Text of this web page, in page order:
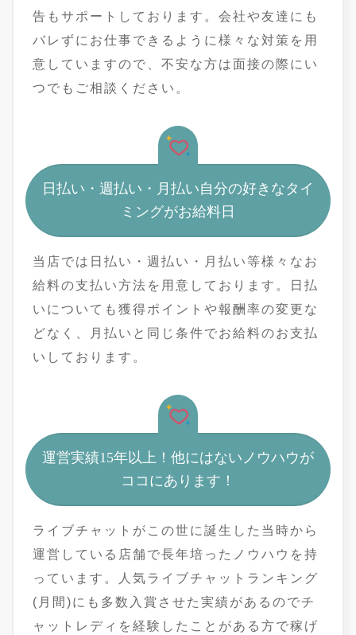
告もサポートしております。会社や友達にも
バレずにお仕事できるように様々な対策を用
意していますので、不安な方は面接の際にい
つでもご相談ください。
日払い・週払い・月払い自分の好きなタイ
ミングがお給料日
当店では日払い・週払い・月払い等様々なお
給料の支払い方法を用意しております。日払
いについても獲得ポイントや報酬率の変更な
どなく、月払いと同じ条件でお給料のお支払
いしております。
運営実績15年以上！他にはないノウハウが
ココにあります！
ライブチャットがこの世に誕生した当時から
運営している店舗で長年培ったノウハウを持
っています。人気ライブチャットランキング
(月間)にも多数入賞させた実績があるのでチ
ャットレディを経験したことがある方で稼げ